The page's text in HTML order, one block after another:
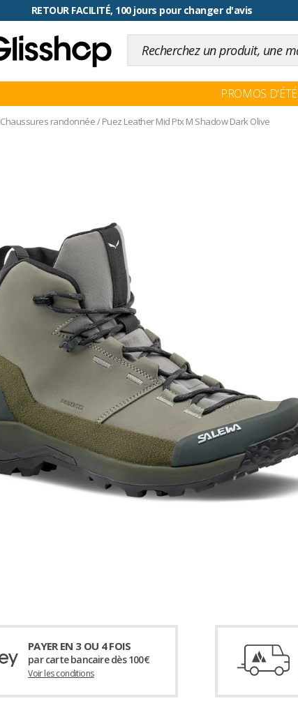
RETOUR FACILITÉ, 100 jours pour changer d'avis
PROMOS D'ÉTÉ
Chaussures randonnée/Puez Leather Mid Ptx M Shadow Dark Olive
PAYER EN 3 OU 4 FOIS
par carte bancaire dès 100€
Voir les conditions